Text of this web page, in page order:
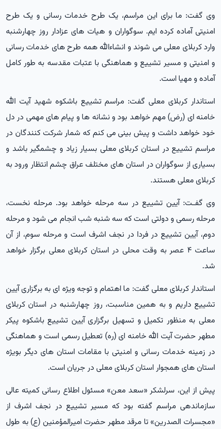
وی گفت: ما برای این مراسم، یک طرح خدمات رسانی و یک طرح
امنیتی آماده کرده ایم. سوگواران و هیات های عزادار روز چهارشنبه
وارد کربلای معلی می شوند و انشاءالله همه طرح های خدمات رسانی
و امنیتی و مسیر تشییع و هماهنگی با عتبات مقدسه به طور کامل
آماده و مهیا است.
استاندار کربلای معلی گفت: مراسم تشییع باشکوه شهید آیت الله
خامنه ای (رض) مهم خواهد بود و نشانه ها و پیام های مهمی در دل
خود خواهد داشت و پیش بینی می کنم که شمار شرکت کنندگان در
مراسم تشییع در استان کربلای معلی بسیار زیاد و چشمگیر باشد و
بسیاری از سوگواران در استان های مختلف عراق چشم انتظار ورود به
کربلای معلی هستند.
وی گفـت: آیین تشییع در سه مرحله خواهد بود. مرحله نخست،
مرحله رسمی و دولتی است که سه شنبه شب انجام می شود و مرحله
دوم، آیین تشییع در فردا در نجف اشرف است و مرحله سوم، از آن
ساعت ۴ عصر به وقت محلی در استان کربلای معلی برگزار خواهد
شد.
استاندار کربلای معلی گفت: ما اهتمام و توجه ویژه ای به برگزاری آیین
تشییع داریم و به همین مناسبت، روز چهارشنبه در استان کربلای
معلی به منظور تکمیل و تسهیل برگزاری آیین تشییع باشکوه پیکر
مطهر حضرت آیت الله خامنه ای (ره) تعطیل رسمی است و هماهنگی
در زمینه خدمات رسانی و امنیتی با مقامات استان های دیگر بویژه
استان های همجوار استان کربلای معلی در جریان است.
پیش از این، سرلشکر «سعد معن» مسئول اطلاع رسانی کمیته عالی
سازماندهی مراسم گفته بود که مسیر تشییع در نجف اشرف از
«مجسرات الصدرین» تا مرقد مطهر حضرت امیرالمؤمنین (ع) به طول